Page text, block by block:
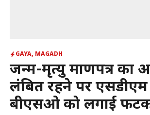
GAYA, MAGADH
जन्म-मृत्यु प्रमाणपत्र
लंबित रहने पर
बीएसओ को लगाई